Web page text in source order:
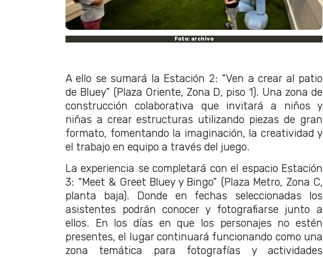
Foto: archivo
A ello se sumará la Estación 2: “Ven a crear al patio
de Bluey” (Plaza Oriente, Zona D, piso 1). Una zona de
construcción colaborativa que invitará a niños y
niñas a crear estructuras utilizando piezas de gran
formato, fomentando la imaginación, la creatividad y
el trabajo en equipo a través del juego.
La experiencia se completará con el espacio Estación
3: “Meet & Greet Bluey y Bingo” (Plaza Metro, Zona C,
planta baja). Donde en fechas seleccionadas los
asistentes podrán conocer y fotografiarse junto a
ellos. En los días en que los personajes no estén
presentes, el lugar continuará funcionando como una
zona temática para fotografías y actividades